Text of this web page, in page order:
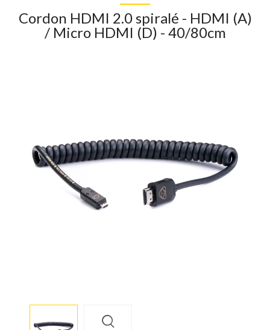
Cordon HDMI 2.0 spiralé - HDMI (A)
/ Micro HDMI (D) - 40/80cm
info